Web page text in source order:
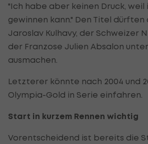
"Ich habe aber keinen Druck, weil
gewinnen kann." Den Titel dürften
Jaroslav Kulhavy, der Schweizer
der Franzose Julien Absalon
ausmachen.
Letzterer könnte nach 2004 und
Olympia-Gold in Serie einfahren.
Start in kurzem Rennen wichtig
Vorentscheidend ist bereits die